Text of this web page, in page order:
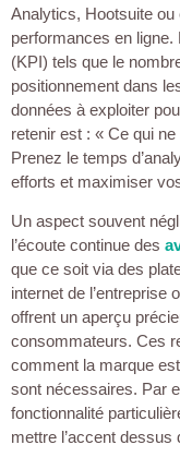
Analytics, Hootsuite
performances en ligne.
(KPI) tels que le
positionnement dans
données à exploiter
retenir est : « Ce qui
Prenez le temps
efforts et maximiser
Un aspect souvent
l’écoute continue des
que ce soit via des
internet de l’entreprise
offrent un aperçu
consommateurs. Ces
comment la marque
sont nécessaires. Par
fonctionnalité
mettre l’accent